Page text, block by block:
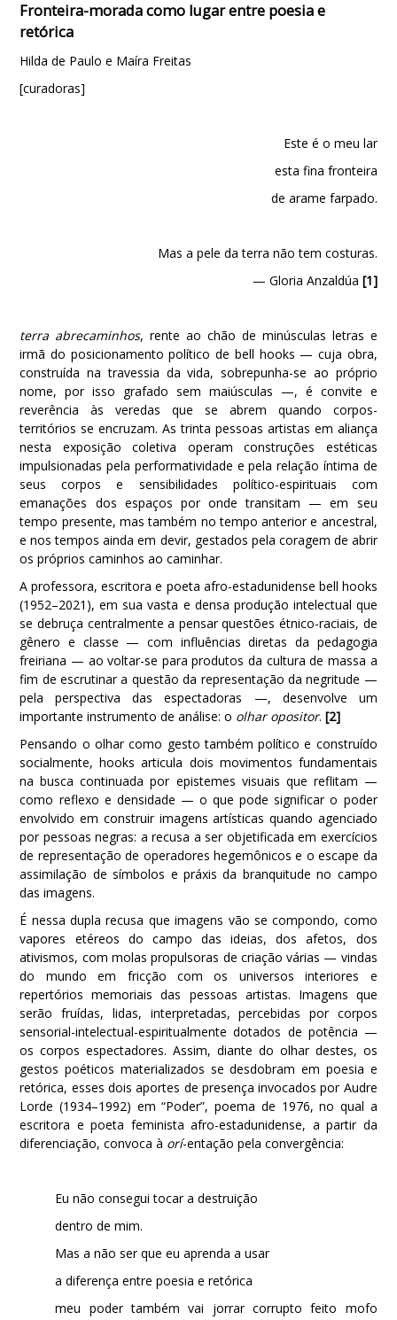
Fronteira-morada como lugar entre poesia e
retórica
Hilda de Paulo e Maíra Freitas
[curadoras]
Este é o meu lar
esta fina fronteira
de arame farpado.
Mas a pele da terra não tem costuras.
— Gloria Anzaldúa [1]
terra abrecaminhos, rente ao chão de minúsculas letras e
irmã do posicionamento político de bell hooks — cuja obra,
construída na travessia da vida, sobrepunha-se ao próprio
nome, por isso grafado sem maiúsculas —, é convite e
reverência às veredas que se abrem quando corpos-
territórios se encruzam. As trinta pessoas artistas em aliança
nesta exposição coletiva operam construções estéticas
impulsionadas pela performatividade e pela relação íntima de
seus corpos e sensibilidades político-espirituais com
emanações dos espaços por onde transitam — em seu
tempo presente, mas também no tempo anterior e ancestral,
e nos tempos ainda em devir, gestados pela coragem de abrir
os próprios caminhos ao caminhar.
A professora, escritora e poeta afro-estadunidense bell hooks
(1952–2021), em sua vasta e densa produção intelectual que
se debruça centralmente a pensar questões étnico-raciais, de
gênero e classe — com influências diretas da pedagogia
freiriana — ao voltar-se para produtos da cultura de massa a
fim de escrutinar a questão da representação da negritude —
pela perspectiva das espectadoras —, desenvolve um
importante instrumento de análise: o olhar opositor.[2]
Pensando o olhar como gesto também político e construído
socialmente, hooks articula dois movimentos fundamentais
na busca continuada por epistemes visuais que reflitam —
como reflexo e densidade — o que pode significar o poder
envolvido em construir imagens artísticas quando agenciado
por pessoas negras: a recusa a ser objetificada em exercícios
de representação de operadores hegemônicos e o escape da
assimilação de símbolos e práxis da branquitude no campo
das imagens.
É nessa dupla recusa que imagens vão se compondo, como
vapores etéreos do campo das ideias, dos afetos, dos
ativismos, com molas propulsoras de criação várias — vindas
do mundo em fricção com os universos interiores e
repertórios memoriais das pessoas artistas. Imagens que
serão fruídas, lidas, interpretadas, percebidas por corpos
sensorial-intelectual-espiritualmente dotados de potência —
os corpos espectadores. Assim, diante do olhar destes, os
gestos poéticos materializados se desdobram em poesia e
retórica, esses dois aportes de presença invocados por Audre
Lorde (1934–1992) em “Poder”, poema de 1976, no qual a
escritora e poeta feminista afro-estadunidense, a partir da
diferenciação, convoca à orí-entação pela convergência:
Eu não consegui tocar a destruição
dentro de mim.
Mas a não ser que eu aprenda a usar
a diferença entre poesia e retórica
meu poder também vai jorrar corrupto feito mofo